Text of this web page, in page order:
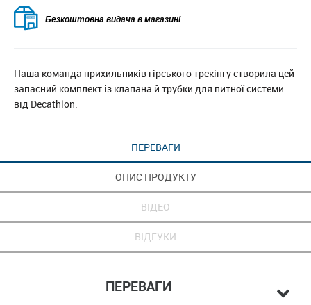
Безкоштовна видача в магазині
Наша команда прихильників гірського трекінгу створила цей
запасний комплект із клапана й трубки для питної системи
від Decathlon.
ПЕРЕВАГИ
ОПИС ПРОДУКТУ
ВІДЕО
ВІДГУКИ
ПЕРЕВАГИ